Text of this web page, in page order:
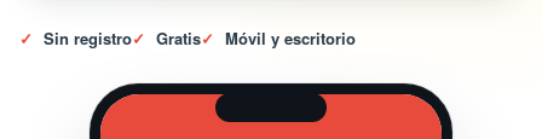
✓ Sin registro✓ Gratis✓ Móvil y escritorio